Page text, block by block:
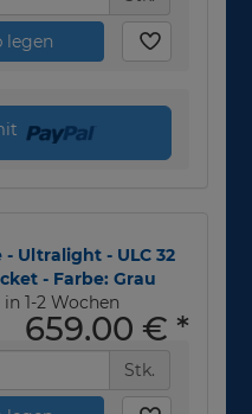
legen
- Ultralight - ULC 32
- Farbe: Grau
1-2 Wochen
659,00 € *
Stk.